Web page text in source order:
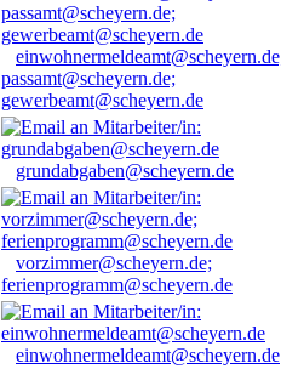
passamt@scheyern.de;
gewerbeamt@scheyern.de
grundabgaben@scheyern.de
vorzimmer@scheyern.de;
ferienprogramm@scheyern.de
einwohnermeldeamt@scheyern.de